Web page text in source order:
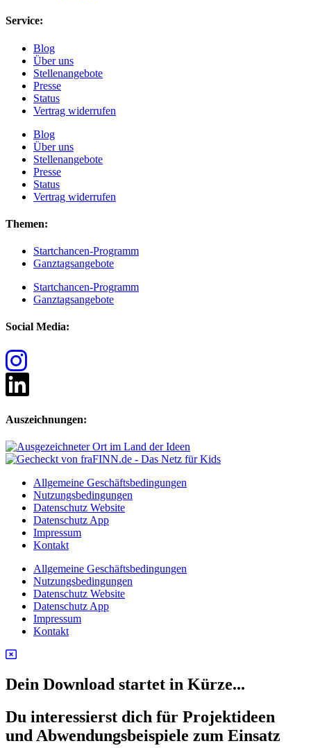
Service:
Blog
Über uns
Stellenangebote
Presse
Status
Vertrag widerrufen
Blog
Über uns
Stellenangebote
Presse
Status
Vertrag widerrufen
Themen:
Startchancen-Programm
Ganztagsangebote
Startchancen-Programm
Ganztagsangebote
Social Media:
Auszeichnungen:
Allgemeine Geschäftsbedingungen
Nutzungsbedingungen
Datenschutz Website
Datenschutz App
Impressum
Kontakt
Allgemeine Geschäftsbedingungen
Nutzungsbedingungen
Datenschutz Website
Datenschutz App
Impressum
Kontakt
Dein Download startet in Kürze...
Du interessierst dich für Projektideen
und Abwendungsbeispiele zum Einsatz